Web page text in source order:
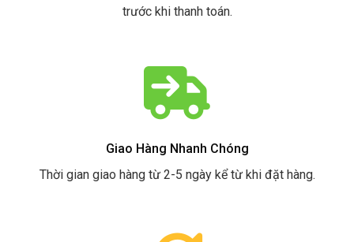
trước khi thanh toán.
Giao Hàng Nhanh Chóng
Thời gian giao hàng từ 2-5 ngày kể từ khi đặt hàng.